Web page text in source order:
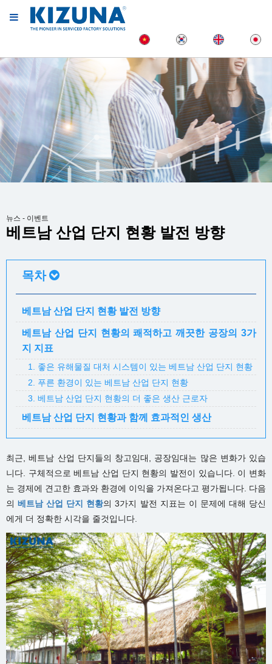
뉴스 - 이벤트
베트남 산업 단지 현황 발전 방향
목차
베트남 산업 단지 현황 발전 방향
베트남 산업 단지 현황의 쾌적하고 깨끗한 공장의 3가
지 지표
1. 좋은 유해물질 대처 시스템이 있는 베트남 산업 단지 현황
2. 푸른 환경이 있는 베트남 산업 단지 현황
3. 베트남 산업 단지 현황의 더 좋은 생산 근로자
베트남 산업 단지 현황과 함께 효과적인 생산
최근, 베트남 산업 단지들의 창고임대, 공장임대는 많은 변화가 있습
니다. 구체적으로 베트남 산업 단지 현황의 발전이 있습니다. 이 변화
는 경제에 견고한 효과와 환경에 이익을 가져온다고 평가됩니다. 다음
의베트남 산업 단지 현황의 3가지 발전 지표는 이 문제에 대해 당신
에게 더 정확한 시각을 줄것입니다.